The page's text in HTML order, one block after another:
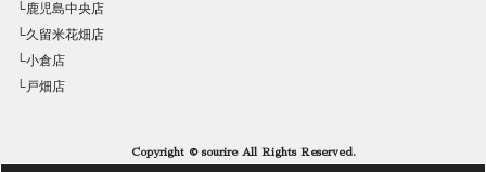
└鹿児島中央店
└久留米花畑店
└小倉店
└戸畑店
Copyright © sourire All Rights Reserved.